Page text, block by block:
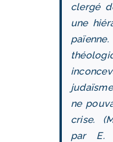
clergé
une
ne
crise.
par E.